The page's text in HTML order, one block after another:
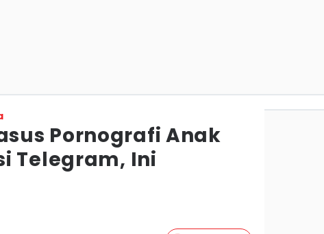
Pornografi Anak
Telegram, Ini